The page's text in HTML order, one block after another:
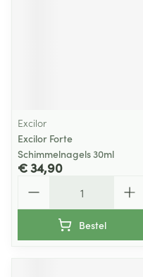
Excilor
Excilor Forte
Schimmelnagels 30ml
€ 34,90
Bestel